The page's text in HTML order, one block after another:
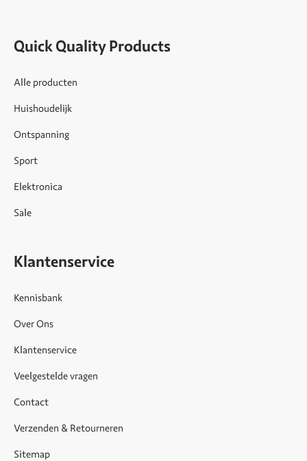
Quick Quality Products
Alle producten
Huishoudelijk
Ontspanning
Sport
Elektronica
Sale
Klantenservice
Kennisbank
Over Ons
Klantenservice
Veelgestelde vragen
Contact
Verzenden & Retourneren
Sitemap